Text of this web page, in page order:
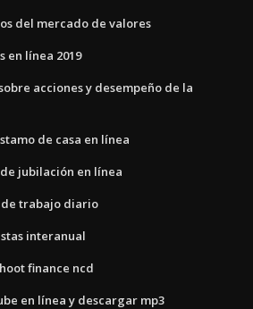
del mercado de valores
en línea 2019
acciones y desempeño de la
de casa en línea
jubilación en línea
trabajo diario
interanual
finance ncd
en línea y descargar mp3